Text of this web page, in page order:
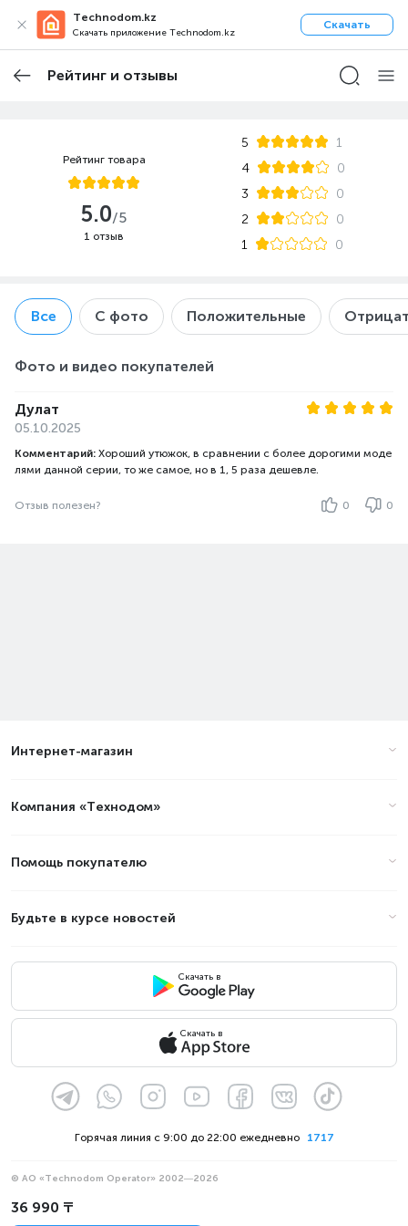
Technodom.kz
Скачать приложение Technodom.kz
Скачать
Рейтинг и отзывы
36 990 ₸
Все С фото Положительные
Фото и видео покупателей
Дулат
05.10.2025
Комментарий: Хороший утюжок, в сравнении с более дорогими моде
лями данной серии, то же самое, но в 1, 5 раза дешевле.
Отзыв полезен? 0 0
Рейтинг товара
5.0/5
1 отзыв
5
1
4
0
3
0
2
0
1
0
Интернет-магазин
Компания «Технодом»
Помощь покупателю
Будьте в курсе новостей
Скачать в
Скачать в
1717
Горячая линия с 9:00 до 22:00 ежедневно
© АО «Technodom Operator» 2002—2026